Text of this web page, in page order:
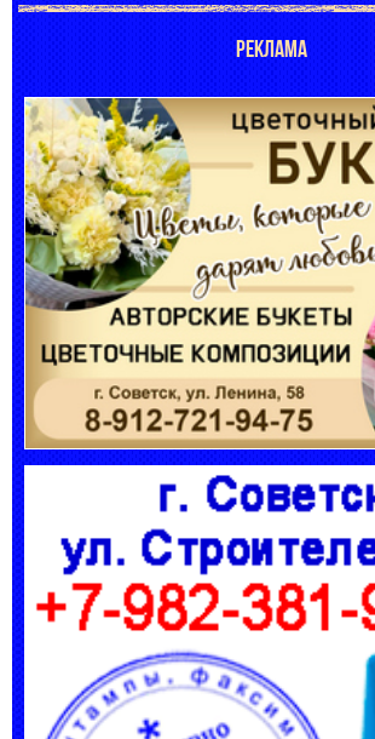
РЕКЛАМА